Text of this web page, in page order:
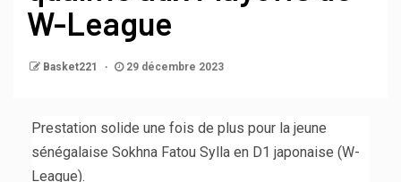
W-League
Basket221 29 décembre 2023
Prestation solide une fois de plus pour la jeune
sénégalaise Sokhna Fatou Sylla en D1 japonaise (W-
League).